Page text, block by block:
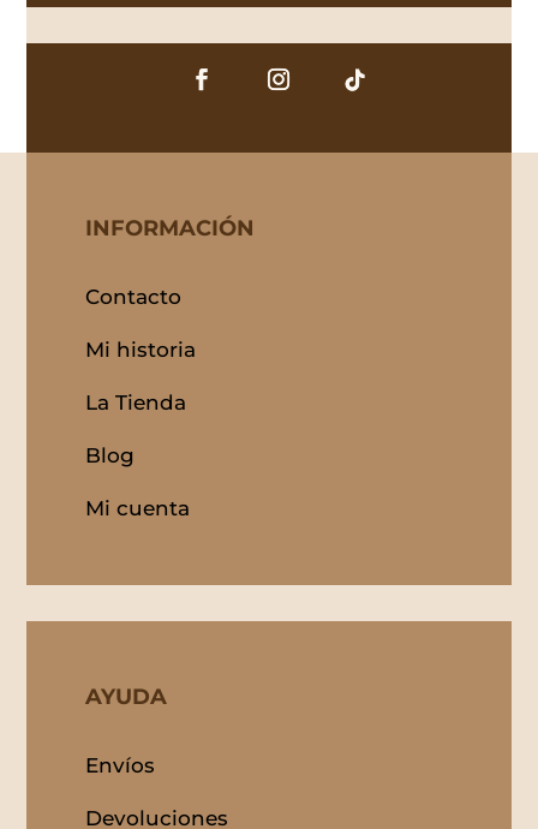
INFORMACIÓN
Contacto
Mi historia
La Tienda
Blog
Mi cuenta
AYUDA
Envíos
Devoluciones